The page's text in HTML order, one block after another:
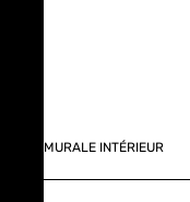
MURALE INTÉRIEUR